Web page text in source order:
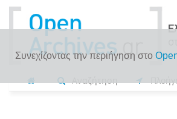
Συνεχίζοντας την περιήγηση στο
Αναζήτηση